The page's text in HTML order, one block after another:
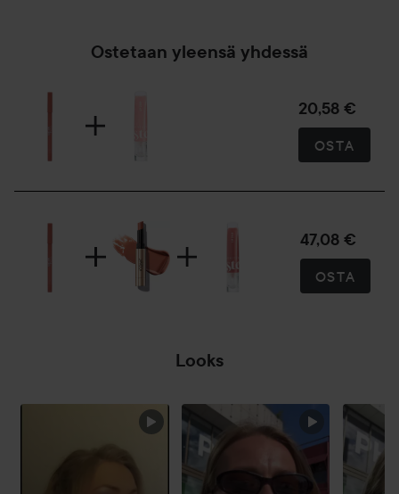
Ostetaan yleensä yhdessä
20,58 €
OSTA
47,08 €
OSTA
Looks